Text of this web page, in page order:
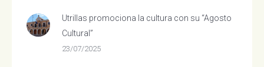
Utrillas promociona la cultura con su “Agosto
Cultural”
23/07/2025